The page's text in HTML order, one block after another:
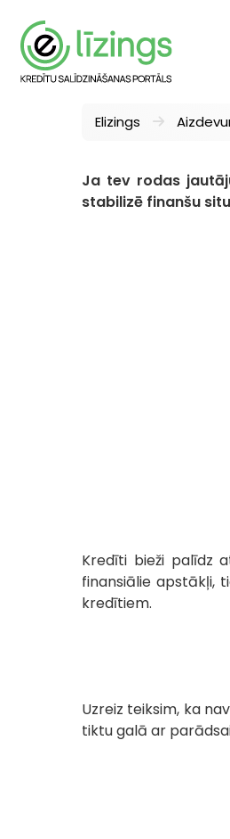
Elizings
Ja tev rodas
stabilizē finanšu
Kredīti bieži palīdz
finansiālie apstākļi,
kredītiem.
Uzreiz teiksim, ka
tiktu galā ar